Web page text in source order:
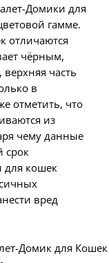
Домики для
гамме.
отличаются
чёрным,
часть
в
отметить, что
из
чему данные
срок
для кошек
вред